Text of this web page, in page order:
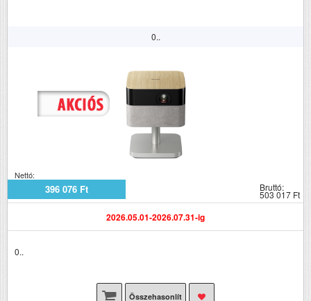
0..
Nettó:
396 076 Ft Bruttó:
503 017 Ft
2026.05.01-2026.07.31-ig
0..
Összehasonlít